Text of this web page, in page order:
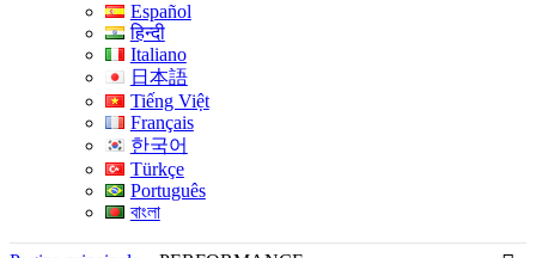
Español
हिन्दी
Italiano
日本語
Tiếng Việt
Français
한국어
Türkçe
Português
বাংলা